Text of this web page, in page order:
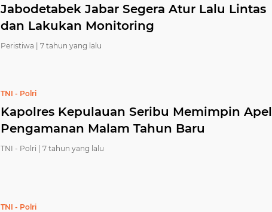
Jabodetabek Jabar Segera Atur Lalu Lintas
dan Lakukan Monitoring
Peristiwa | 7 tahun yang lalu
TNI - Polri
Kapolres Kepulauan Seribu Memimpin Apel
Pengamanan Malam Tahun Baru
TNI - Polri | 7 tahun yang lalu
TNI - Polri